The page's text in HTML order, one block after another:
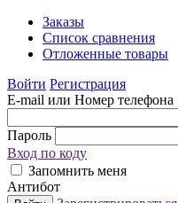
Заказы
Список сравнения
Отложенные товары
Войти Регистрация
E-mail или Номер телефона
Пароль
Вход по коду
Запомнить меня
Антибот